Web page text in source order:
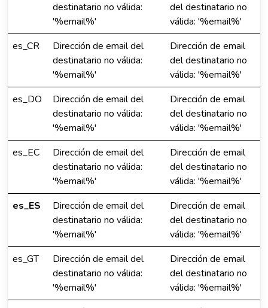
destinatario no válida:
'%email%'
del destinatario no
válida: '%email%'
es_CR
Dirección de email del
destinatario no válida:
'%email%'
Dirección de email
del destinatario no
válida: '%email%'
es_DO
Dirección de email del
destinatario no válida:
'%email%'
Dirección de email
del destinatario no
válida: '%email%'
es_EC
Dirección de email del
destinatario no válida:
'%email%'
Dirección de email
del destinatario no
válida: '%email%'
es_ES
Dirección de email del
destinatario no válida:
'%email%'
Dirección de email
del destinatario no
válida: '%email%'
es_GT
Dirección de email del
destinatario no válida:
'%email%'
Dirección de email
del destinatario no
válida: '%email%'